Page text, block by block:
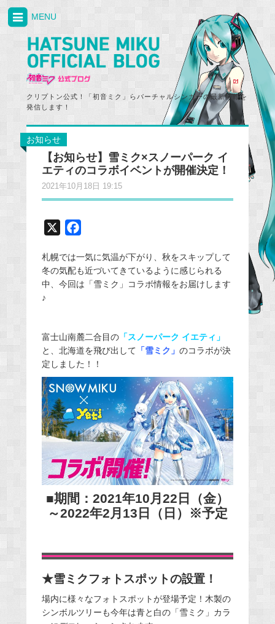
クリプトン公式！「初音ミク」らバーチャルシンガーの最新情報を
発信します！
MENU
お知らせ
【お知らせ】雪ミク×スノーパーク イ
エティのコラボイベントが開催決定！
2021年10月18日 19:15
c
e
b
k
札幌では一気に気温が下がり、秋をスキップして
冬の気配も近づいてきているように感じられる
中、今回は「雪ミク」コラボ情報をお届けします
♪
富士山南麓二合目の「スノーパーク イエティ」
と、北海道を飛び出して 「雪ミク」 のコラボが決
定しました！！
■期間：2021年10月22日（金）
～2022年2月13日（日）※予定
★雪ミクフォトスポットの設置！
場内に様々なフォトスポットが登場予定！木製の
シンボルツリーも今年は青と白の「雪ミク」カラ